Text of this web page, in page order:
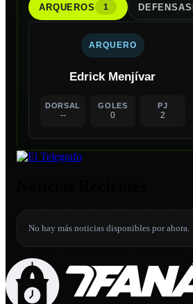
ARQUEROS 1 DEFENSAS
ARQUERO
Edrick Menjívar
DORSAL
--
GOLES
0
PJ
2
No hay más noticias disponibles por ahora.